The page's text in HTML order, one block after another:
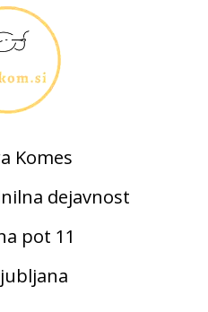
Komes
dejavnost
pot 11